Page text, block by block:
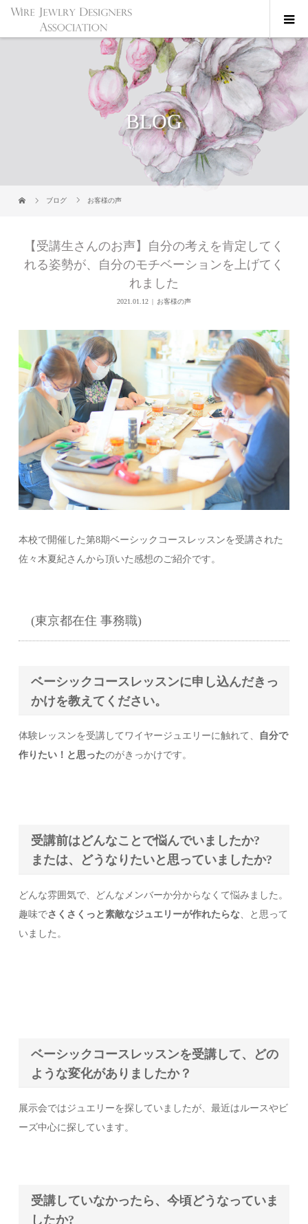
BLOG
ブログ お客様の声
【受講生さんのお声】自分の考えを肯定してく
れる姿勢が、自分のモチベーションを上げてく
れました
2021.01.12 お客様の声
本校で開催した第8期ベーシックコースレッスンを受講された
佐々木夏紀さんから頂いた感想のご紹介です。
(東京都在住 事務職)
ベーシックコースレッスンに申し込んだきっ
かけを教えてください。
体験レッスンを受講してワイヤージュエリーに触れて、
自分で
作りたい！と思ったのがきっかけです。
受講前はどんなことで悩んでいましたか?
または、どうなりたいと思っていましたか?
どんな雰囲気で、どんなメンバーか分からなくて悩みました。
趣味でさくさくっと素敵なジュエリーが作れたらな 、と思って
いました。
ベーシックコースレッスンを受講して、どの
ような変化がありましたか？
展示会ではジュエリーを探していましたが、最近はルースやビ
ーズ中心に探しています。
受講していなかったら、今頃どうなっていま
したか?